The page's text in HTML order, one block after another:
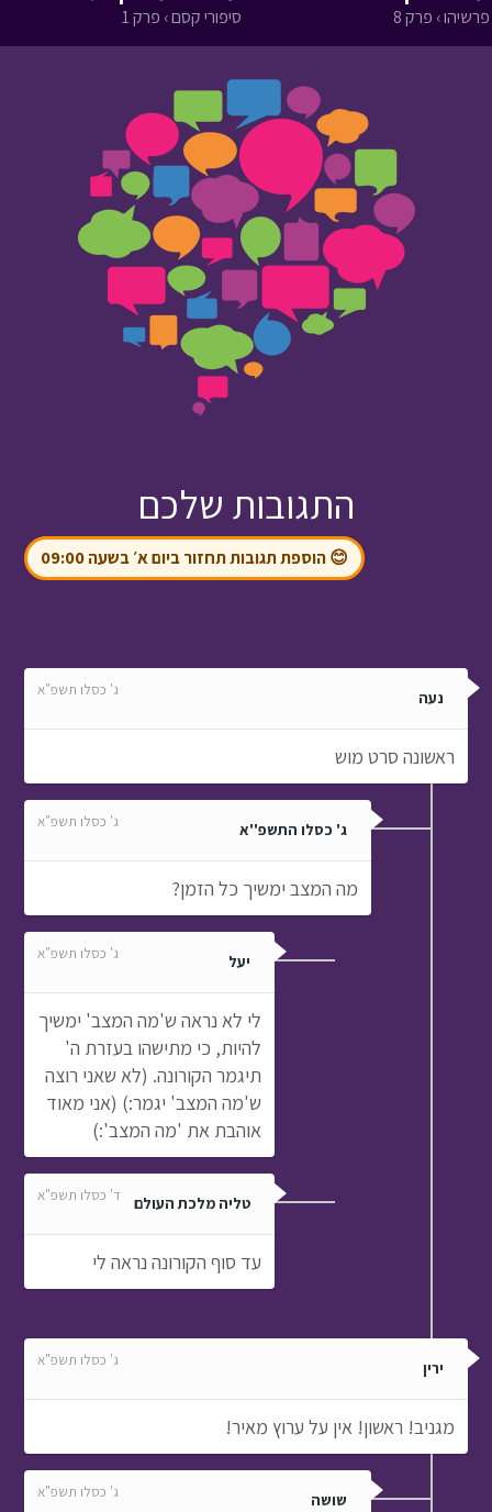
פרשיהו › פרק 8 סיפורי קסם › פרק 1
התגובות שלכם
😊 הוספת תגובות תחזור ביום א׳ בשעה 09:00
נעה ג' כסלו תשפ"א
ראשונה סרט מוש
ג' כסלו התשפ''א ג' כסלו תשפ"א
מה המצב ימשיך כל הזמן?
יעל ג' כסלו תשפ"א
לי לא נראה ש'מה המצב' ימשיך
להיות, כי מתישהו בעזרת ה'
תיגמר הקורונה. (לא שאני רוצה
ש'מה המצב' יגמר:) (אני מאוד
אוהבת את 'מה המצב':)
טליה מלכת העולם ד' כסלו תשפ"א
עד סוף הקורונה נראה לי
ירין ג' כסלו תשפ"א
מגניב! ראשון! אין על ערוץ מאיר!
שושה ג' כסלו תשפ"א